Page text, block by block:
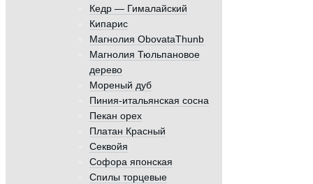
Кедр — Гималайский
Кипарис
Магнолия ObovataThunb
Магнолия Тюльпановое
дерево
Мореный дуб
Пиния-итальянская сосна
Пекан орех
Платан Красный
Секвойя
Софора японская
Спилы торцевые